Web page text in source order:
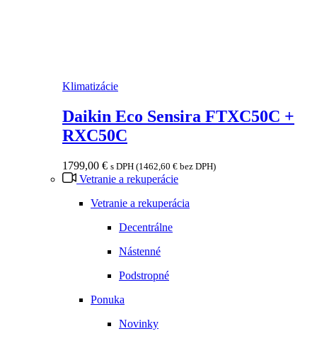
Klimatizácie
Daikin Eco Sensira FTXC50C +
RXC50C
1799,00 € s DPH (1462,60 € bez DPH)
Vetranie a rekuperácie
Vetranie a rekuperácia
Decentrálne
Nástenné
Podstropné
Ponuka
Novinky